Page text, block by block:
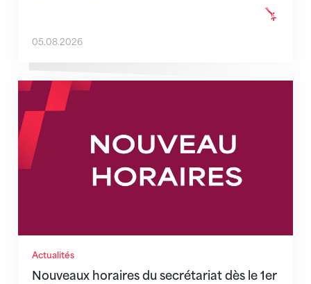
05.08.2026
Actualités
Nouveaux horaires du secrétariat dès le 1er
Nouveaux horaires du secrétariat dès le 1er août